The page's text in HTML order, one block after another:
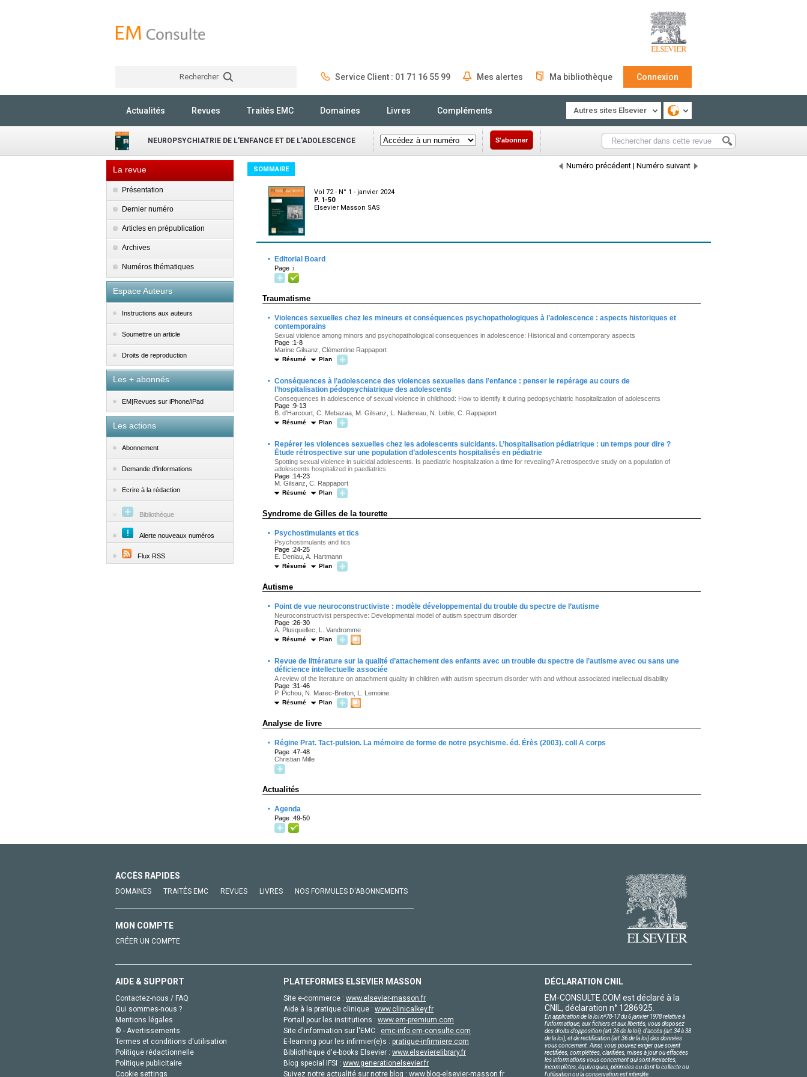
Rechercher Service Client : 01 71 16 55 99 Mes alertes Ma bibliothèque Connexion
Actualités Revues Traités EMC Domaines Livres Compléments Autres sites Elsevier
NEUROPSYCHIATRIE DE L'ENFANCE ET DE L'ADOLESCENCE S'abonner
La revue
Présentation
Dernier numéro
Articles en prépublication
Archives
Numéros thématiques
Espace Auteurs
Instructions aux auteurs
Soumettre un article
Droits de reproduction
Les + abonnés
EM|Revues sur iPhone/iPad
Les actions
Abonnement
Demande d'informations
Ecrire à la rédaction
Bibliothèque
Alerte nouveaux numéros
Flux RSS
SOMMAIRE Numéro précédent | Numéro suivant
Vol 72 - N° 1 - janvier 2024
P. 1-50
Elsevier Masson SAS
· Editorial Board
Page :i
Traumatisme
· Violences sexuelles chez les mineurs et conséquences psychopathologiques à l’adolescence : aspects historiques et
contemporains
Sexual violence among minors and psychopathological consequences in adolescence: Historical and contemporary aspects
Page :1-8
Marine Gilsanz, Clémentine Rappaport
Résumé Plan
· Conséquences à l’adolescence des violences sexuelles dans l’enfance : penser le repérage au cours de
l’hospitalisation pédopsychiatrique des adolescents
Consequences in adolescence of sexual violence in childhood: How to identify it during pedopsychiatric hospitalization of adolescents
Page :9-13
B. d’Harcourt, C. Mebazaa, M. Gilsanz, L. Nadereau, N. Leble, C. Rappaport
Résumé Plan
·
Repérer les violences sexuelles chez les adolescents suicidants. L’hospitalisation pédiatrique : un temps pour dire ?
Étude rétrospective sur une population d’adolescents hospitalisés en pédiatrie
Spotting sexual violence in suicidal adolescents. Is paediatric hospitalization a time for revealing? A retrospective study on a population of
adolescents hospitalized in paediatrics
Page :14-23
M. Gilsanz, C. Rappaport
Résumé Plan
Syndrome de Gilles de la tourette
· Psychostimulants et tics
Psychostimulants and tics
Page :24-25
E. Deniau, A. Hartmann
Résumé Plan
Autisme
· Point de vue neuroconstructiviste : modèle développemental du trouble du spectre de l’autisme
Neuroconstructivist perspective: Developmental model of autism spectrum disorder
Page :26-30
A. Plusquellec, L. Vandromme
Résumé Plan
·
Revue de littérature sur la qualité d’attachement des enfants avec un trouble du spectre de l’autisme avec ou sans une
déficience intellectuelle associée
A review of the literature on attachment quality in children with autism spectrum disorder with and without associated intellectual disability
Page :31-46
P. Pichou, N. Marec-Breton, L. Lemoine
Résumé Plan
Analyse de livre
· Régine Prat. Tact-pulsion. La mémoire de forme de notre psychisme. éd. Érès (2003). coll A corps
Page :47-48
Christian Mille
Actualités
· Agenda
Page :49-50
ACCÈS RAPIDES
DOMAINES TRAITÉS EMC REVUES LIVRES NOS FORMULES D'ABONNEMENTS
MON COMPTE
CRÉER UN COMPTE
AIDE & SUPPORT
Contactez-nous / FAQ
Qui sommes-nous ?
Mentions légales
© - Avertissements
Termes et conditions d'utilisation
Politique rédactionnelle
Politique publicitaire
Cookie settings
PLATEFORMES ELSEVIER MASSON
Site e-commerce : www.elsevier-masson.fr
Aide à la pratique clinique : www.clinicalkey.fr
Portail pour les institutions : www.em-premium.com
Site d'information sur l'EMC : emc-info.em-consulte.com
E-learning pour les infirmier(e)s : pratique-infirmiere.com
Bibliothèque d'e-books Elsevier : www.elsevierelibrary.fr
Blog special IFSI : www.generationelsevier.fr
Suivez notre actualité sur notre blog : www.blog-elsevier-masson.fr
DÉCLARATION CNIL
EM-CONSULTE.COM est déclaré à la
CNIL, déclaration n° 1286925.
En application de la loi nº78-17 du 6 janvier 1978 relative à
l'informatique, aux fichiers et aux libertés, vous disposez
des droits d'opposition (art.26 de la loi), d'accès (art.34 à 38
de la loi), et de rectification (art.36 de la loi) des données
vous concernant. Ainsi, vous pouvez exiger que soient
rectifiées, complétées, clarifiées, mises à jour ou effacées
les informations vous concernant qui sont inexactes,
incomplètes, équivoques, périmées ou dont la collecte ou
l'utilisation ou la conservation est interdite.